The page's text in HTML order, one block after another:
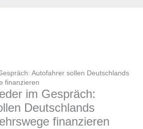
Autofahrer sollen Deutschlands
finanzieren
im Gespräch:
Deutschlands
finanzieren